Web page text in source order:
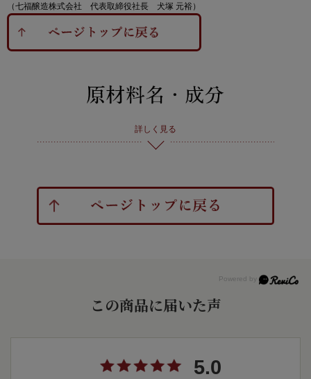
（七福醸造株式会社 代表取締役社長 犬塚 元裕）
詳しく見る
この商品に届いた声
5.0